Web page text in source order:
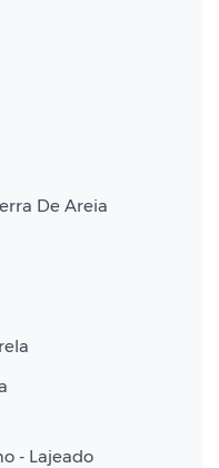
De Areia
- Lajeado